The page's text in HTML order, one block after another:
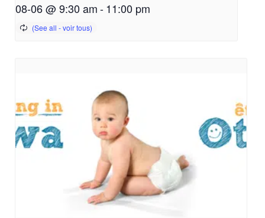
08-06 @ 9:30 am-11:00 pm